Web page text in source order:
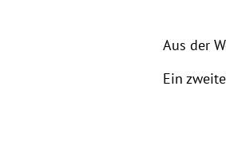
Aus der
Ein